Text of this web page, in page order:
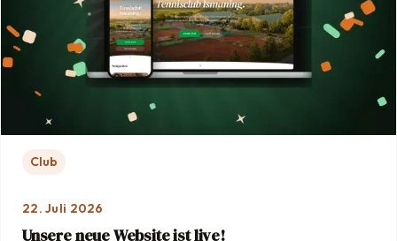
Club
22. Juli 2026
Unsere neue Website ist live!